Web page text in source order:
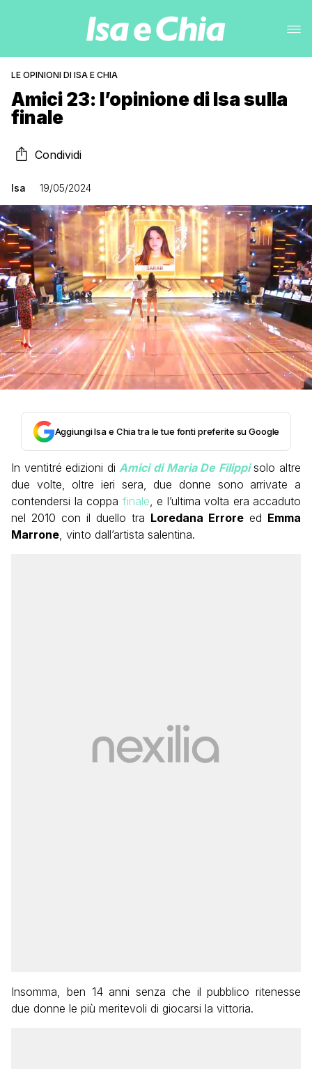
LE OPINIONI DI ISA E CHIA
Amici 23: l’opinione di Isa sulla
finale
Condividi
Isa 19/05/2024
Aggiungi Isa e Chia tra le tue fonti preferite su Google
In ventitré edizioni di Amici di Maria De Filippisolo altre
due volte, oltre ieri sera, due donne sono arrivate a
contendersi la coppa finale , e l’ultima volta era accaduto
nel 2010 con il duello tra Loredana Errore ed Emma
Marrone , vinto dall’artista salentina.
Insomma, ben 14 anni senza che il pubblico ritenesse
due donne le più meritevoli di giocarsi la vittoria.